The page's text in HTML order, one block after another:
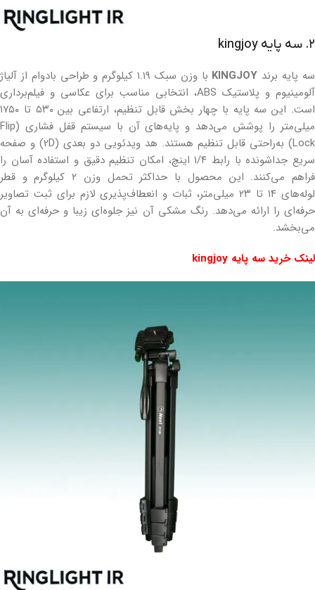
۲. سه پایه kingjoy
سه پایه برند KINGJOY
با وزن سبک ۱.۱۹ کیلوگرم و طراحی بادوام از آلیاژ
آلومینیوم و پلاستیک ABS، انتخابی مناسب برای عکاسی و فیلم‌برداری
است. این سه پایه با چهار بخش قابل تنظیم، ارتفاعی بین ۵۳۰ تا ۱۷۵۰
میلی‌متر را پوشش می‌دهد و پایه‌های آن با سیستم قفل فشاری (Flip
Lock) به‌راحتی قابل تنظیم هستند. هد ویدئویی دو بعدی (2D) و صفحه
سریع جداشونده با رابط ۱/۴ اینچ، امکان تنظیم دقیق و استفاده آسان را
فراهم می‌کنند. این محصول با حداکثر تحمل وزن ۲ کیلوگرم و قطر
لوله‌های ۱۴ تا ۲۳ میلی‌متر، ثبات و انعطاف‌پذیری لازم برای ثبت تصاویر
حرفه‌ای را ارائه می‌دهد. رنگ مشکی آن نیز جلوه‌ای زیبا و حرفه‌ای به آن
می‌بخشد.
لینک خرید سه پایه kingjoy